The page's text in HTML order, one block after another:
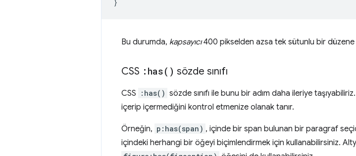
}
Bu durumda, kapsayıcı400 pikselden azsa tek sütunlu bir düzene
CSS : has( ) sözde sınıfı
CSS :has() sözde sınıfı ile bunu bir adım daha ileriye
içerip içermediğini kontrol etmenize olanak tanır.
Örneğin, p:has(span) , içinde bir span bulunan bir paragraf
içindeki herhangi bir öğeyi biçimlendirmek için kullanabilirsiniz.